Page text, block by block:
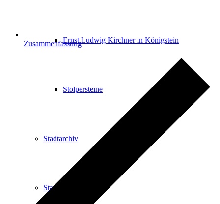
Ernst Ludwig Kirchner in Königstein
Stolpersteine
Stadtarchiv
Stadtbibliothek
Zusammenfassung